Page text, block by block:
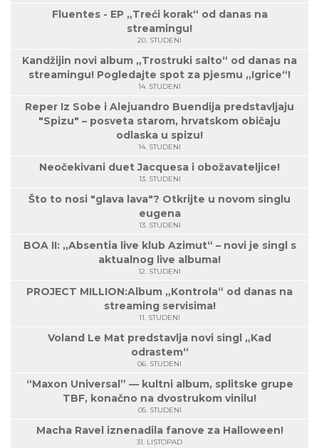
Fluentes - EP „Treći korak“ od danas na
streamingu!
20. STUDENI
Kandžijin novi album „Trostruki salto“ od danas na
streamingu! Pogledajte spot za pjesmu „Igrice“!
14. STUDENI
Reper Iz Sobe i Alejuandro Buendija predstavljaju
"Spizu" – posveta starom, hrvatskom običaju
odlaska u spizu!
14. STUDENI
Neočekivani duet Jacquesa i obožavateljice!
13. STUDENI
Što to nosi "glava lava"? Otkrijte u novom singlu
eugena
13. STUDENI
BOA II: „Absentia live klub Azimut“ – novi je singl s
aktualnog live albuma!
12. STUDENI
PROJECT MILLION:Album „Kontrola“ od danas na
streaming servisima!
11. STUDENI
Voland Le Mat predstavlja novi singl „Kad
odrastem“
06. STUDENI
“Maxon Universal” — kultni album, splitske grupe
TBF, konačno na dvostrukom vinilu!
05. STUDENI
Macha Ravel iznenadila fanove za Halloween!
31. LISTOPAD